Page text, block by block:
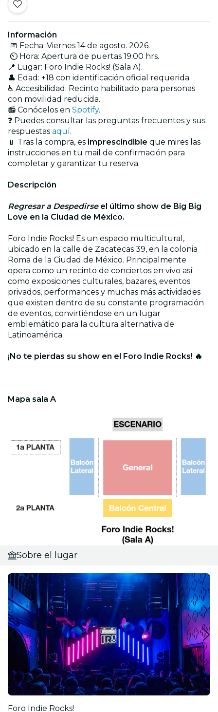
Información
📅 Fecha: Viernes 14 de agosto. 2026.
⏲ Hora: Apertura de puertas 19:00 hrs.
📍 Lugar: Foro Indie Rocks! (Sala A).
👤 Edad: +18 con identificación oficial requerida.
♿ Accesibilidad: Recinto habilitado para personas
con movilidad reducida.
📻 Conócelos en Spotify.
❓ Puedes consultar las preguntas frecuentes y sus
respuestas aquí.
📱 Tras la compra, es imprescindible que mires las
instrucciones en tu mail de confirmación para
completar y garantizar tu reserva.
Descripción
Regresar a Despedirse el último show de Big Big
Love en la Ciudad de México.
Foro Indie Rocks! Es un espacio multicultural,
ubicado en la calle de Zacatecas 39, en la colonia
Roma de la Ciudad de México. Principalmente
opera como un recinto de conciertos en vivo así
como exposiciones culturales, bazares, eventos
privados, performances y muchas más actividades
que existen dentro de su constante programación
de eventos, convirtiéndose en un lugar
emblemático para la cultura alternativa de
Latinoamérica.
¡No te pierdas su show en el Foro Indie Rocks! 🔥
Mapa sala A
Sobre el lugar
Foro Indie Rocks!